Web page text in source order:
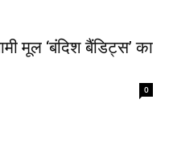
मूल ‘बंदिश बैंडिट्स’ का
0